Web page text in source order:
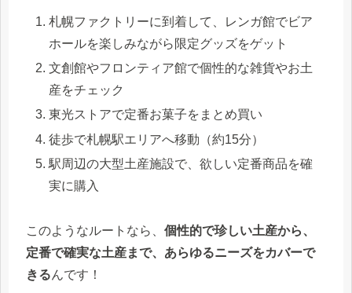
札幌ファクトリーに到着して、レンガ館でビア
ホールを楽しみながら限定グッズをゲット
文創館やフロンティア館で個性的な雑貨やお土
産をチェック
東光ストアで定番お菓子をまとめ買い
徒歩で札幌駅エリアへ移動（約15分）
駅周辺の大型土産施設で、欲しい定番商品を確
実に購入
このようなルートなら、 個性的で珍しい土産から、
定番で確実な土産まで、あらゆるニーズをカバーで
きるんです！